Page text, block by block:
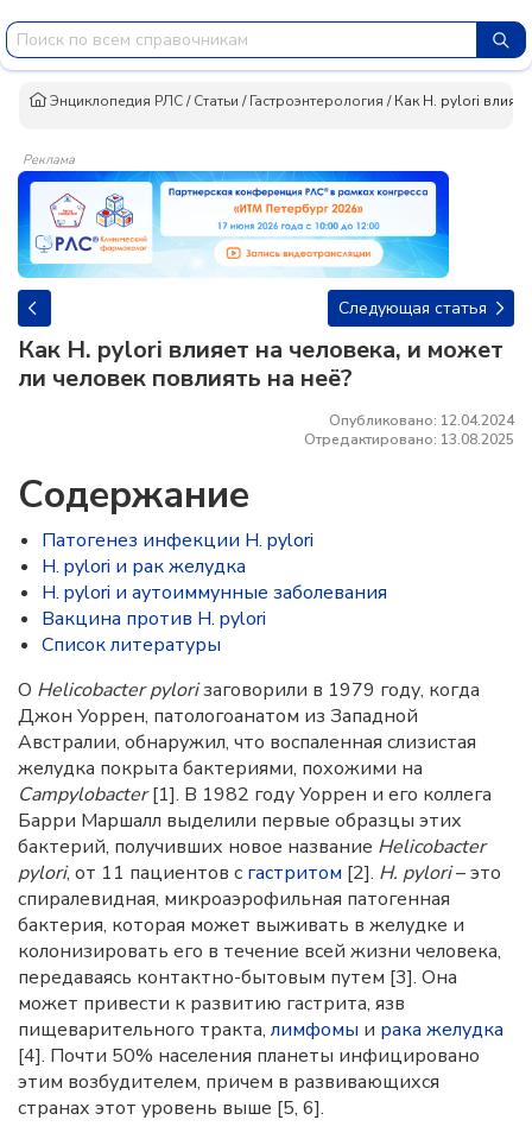
Энциклопедия РЛС/Статьи /Гастроэнтерология /Как H. pylori
Реклама
Следующая статья
Как H. pylori влияет на человека, и может
ли человек повлиять на неё?
Опубликовано: 12.04.2024
Отредактировано: 13.08.2025
Содержание
Патогенез инфекции H. pylori
H. pylori и рак желудка
H. pylori и аутоиммунные заболевания
Вакцина против H. pylori
Список литературы
О Helicobacter pyloriзаговорили в 1979 году, когда
Джон Уоррен, патологоанатом из Западной
Австралии, обнаружил, что воспаленная слизистая
желудка покрыта бактериями, похожими на
Campylobacter[1]. В 1982 году Уоррен и его коллега
Барри Маршалл выделили первые образцы этих
бактерий, получивших новое название Helicobacter
pylori, от 11 пациентов с гастритом [2]. H. pylori– это
спиралевидная, микроаэрофильная патогенная
бактерия, которая может выживать в желудке и
колонизировать его в течение всей жизни человека,
передаваясь контактно-бытовым путем [3]. Она
может привести к развитию гастрита, язв
пищеварительного тракта, лимфомы и рака желудка
[4]. Почти 50% населения планеты инфицировано
этим возбудителем, причем в развивающихся
странах этот уровень выше [5, 6].